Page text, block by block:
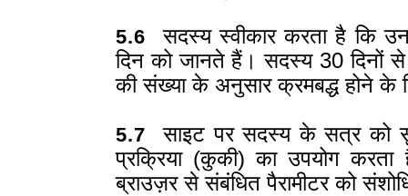
5.6 सदस्य स्वीकार करता है कि
दिन को जानते हैं। सदस्य 30 दिनों
की संख्या के अनुसार क्रमबद्ध होने के
5.7 साइट पर सदस्य के सत्र को
प्रक्रिया (कुकी) का उपयोग
ब्राउज़र से संबंधित पैरामीटर को